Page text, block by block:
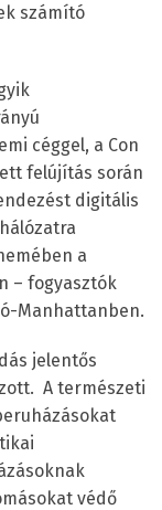
számító
céggel, a Con
felújítás során
digitális
a
– fogyasztók
Manhattanben.
jelentős
A természeti
védő